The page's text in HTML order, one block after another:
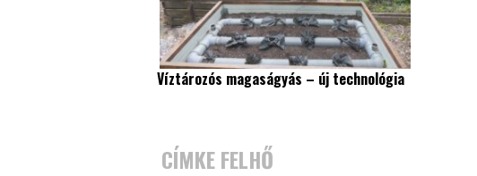
Víztározós magaságyás – új technológia
CÍMKE FELHŐ